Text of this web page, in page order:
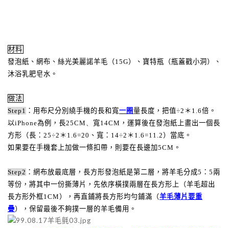
材料
發泡紙、網布、絲光美麗諾羊毛（ 15G）、寶特瓶（瓶蓋戳小洞）、
沐浴乳肥皂水。
做法
Step1 ：用布尺分別繞手機的長和寬一圈量長度， 把值÷2 ＊ 1.6倍。
以iPhone為例，長25CM 、 寬14CM ，運算後在發泡紙上畫出一個長
方形（長： 25÷2 ＊ 1.6=20 、寬： 14÷2 ＊ 1.6=11.2 ）當底。
如果要在手機套上加做一條扣帶，則要在長邊加5CM 。
Step2 ：網布放最底層，長方形發泡紙是第二層，將羊毛分成5 ： 5 兩
等份，將其中一份撕薄片，先依序橫撲兩層在長方形上（羊毛超出
長方形外框1CM ），再直鋪將長方形均勻鋪滿（羊毛薄片要重
疊），保留最後不夠撲一層的羊毛備用。